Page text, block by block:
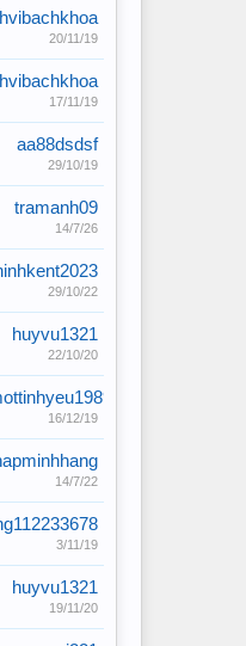
20/11/19
17/11/19
aa88dsdsf
29/10/19
tramanh09
14/7/26
29/10/22
huyvu1321
22/10/20
16/12/19
14/7/22
3/11/19
huyvu1321
19/11/20